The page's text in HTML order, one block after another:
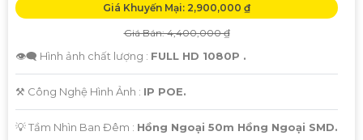
Giá Khuyến Mại: 2,900,000 ₫
Giá Bán: 4,400,000 ₫
👁️‍🗨 Hình ảnh chất lượng : FULL HD 1080P .
⚒ Công Nghệ Hình Ảnh : IP POE.
💡 Tầm Nhìn Ban Đêm : Hồng Ngoại 50m Hồng Ngoại SMD.